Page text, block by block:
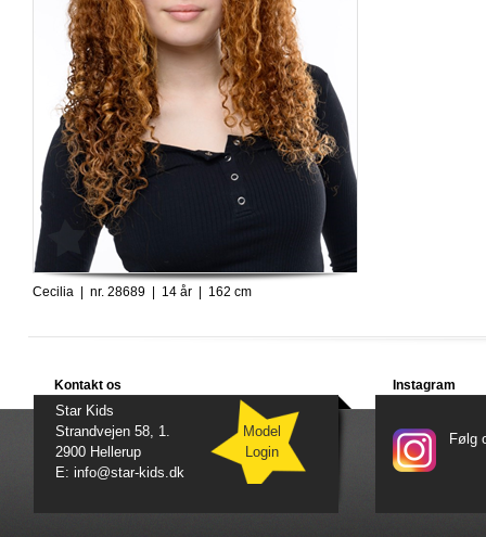
Cecilia | nr. 28689 | 14 år | 162 cm
Kontakt os
Star Kids
Strandvejen 58, 1.
2900 Hellerup
E: info@star-kids.dk
Model
Login
Instagram
Følg